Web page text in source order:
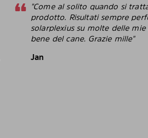
"Come al solito quando si
prodotto. Risultati sempre
solarplexius su molte delle
bene del cane. Grazie mille"
Jan